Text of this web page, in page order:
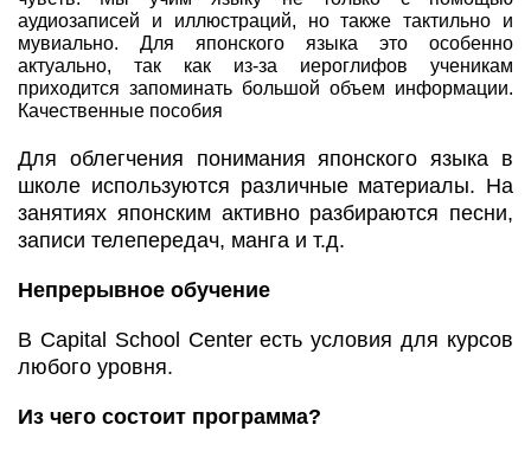
аудиозаписей и иллюстраций, но также тактильно и
мувиально. Для японского языка это особенно
актуально, так как из-за иероглифов ученикам
приходится запоминать большой объем информации.
Качественные пособия
Для облегчения понимания японского языка в
школе используются различные материалы. На
занятиях японским активно разбираются песни,
записи телепередач, манга и т.д.
Непрерывное обучение
В Capital School Center есть условия для курсов
любого уровня.
Из чего состоит программа?